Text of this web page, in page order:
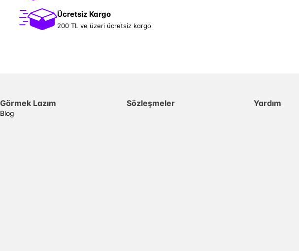
Ücretsiz Kargo
200 TL ve üzeri ücretsiz kargo
Görmek Lazım
Blog
Sözleşmeler Yardım